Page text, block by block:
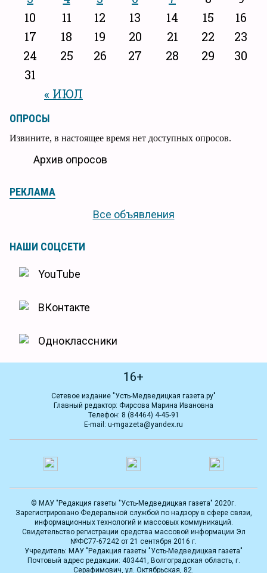
« ИЮЛ
10
11 12 13 14 15
16
17
18 19 20 21 22
23
24
25 26 27 28 29
30
31
ОПРОСЫ
Извините, в настоящее время нет доступных опросов.
Архив опросов
РЕКЛАМА
Все объявления
НАШИ СОЦСЕТИ
YouTube
ВКонтакте
Одноклассники
16+
Сетевое издание "Усть-Медведицкая газета.ру"
Главный редактор: Фирсова Марина Ивановна
Телефон: 8 (84464) 4-45-91
E-mail: u-mgazeta@yandex.ru
© МАУ "Редакция газеты "Усть-Медведицкая газета" 2020г.
Зарегистрировано Федеральной службой по надзору в сфере связи,
информационных технологий и массовых коммуникаций.
Свидетельство регистрации средства массовой информации Эл
№ФС77-67242 от 21 сентября 2016 г.
Учредитель: МАУ "Редакция газеты "Усть-Медведицкая газета"
Почтовый адрес редакции: 403441, Волгоградская область, г.
Серафимович, ул. Октябрьская, 82.